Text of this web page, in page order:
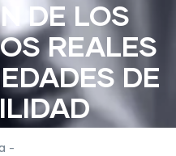
DE LOS
REALES
DE
-